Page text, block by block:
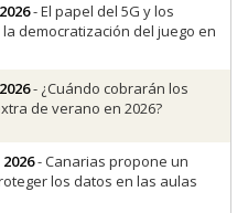
- El papel del 5G y los
democratización del juego en
- ¿Cuándo cobrarán los
de verano en 2026?
- Canarias propone un
los datos en las aulas